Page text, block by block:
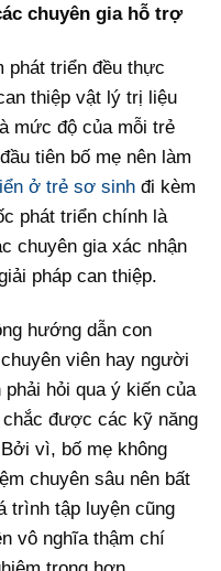
chuyên gia hỗ trợ
phát triển đều thực
thiệp vật lý trị liệu
mức độ của mỗi trẻ
tiên bố mẹ nên làm
ở trẻ sơ sinh đi kèm
phát triển chính là
chuyên gia xác nhận
pháp can thiệp.
hướng dẫn con
viên hay người
hỏi qua ý kiến của
được các kỹ năng
vì, bố mẹ không
chuyên sâu nên bất
trình tập luyện cũng
vô nghĩa thậm chí